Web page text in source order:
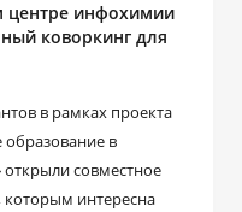
центре инфохимии
коворкинг для
в рамках проекта
в
открыли совместное
которым интересна